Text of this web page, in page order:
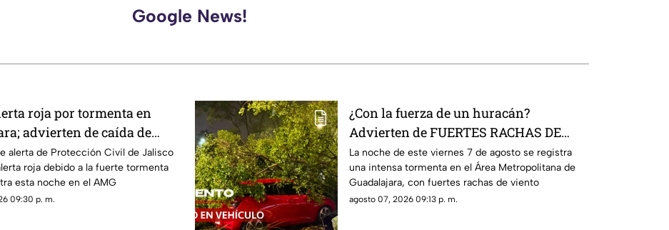
Google News!
roja por tormenta en
advierten de caída de
alerta de Protección Civil de Jalisco
roja debido a la fuerte tormenta
esta noche en el AMG
09:30 p. m.
¿Con la fuerza de un huracán?
Advierten de FUERTES RACHAS DE
VIENTO superiores a los 60 km/h
durante lluvia en Guadalajara
La noche de este viernes 7 de agosto se registra
una intensa tormenta en el Área Metropolitana de
Guadalajara, con fuertes rachas de viento
agosto 07, 2026 09:13 p. m.